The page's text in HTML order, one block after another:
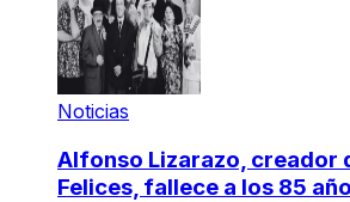
Noticias
Alfonso Lizarazo, creador
Felices, fallece a los 85